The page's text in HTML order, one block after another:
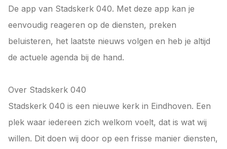
De app van Stadskerk 040. Met deze app kan je
eenvoudig reageren op de diensten, preken
beluisteren, het laatste nieuws volgen en heb je altijd
de actuele agenda bij de hand.
Over Stadskerk 040
Stadskerk 040 is een nieuwe kerk in Eindhoven. Een
plek waar iedereen zich welkom voelt, dat is wat wij
willen. Dit doen wij door op een frisse manier diensten,